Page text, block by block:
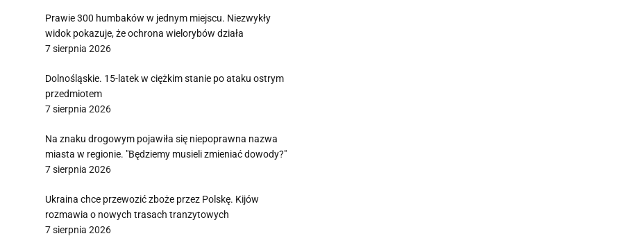
Prawie 300 humbaków w jednym miejscu. Niezwykły
widok pokazuje, że ochrona wielorybów działa
7 sierpnia 2026
Dolnośląskie. 15-latek w ciężkim stanie po ataku ostrym
przedmiotem
7 sierpnia 2026
Na znaku drogowym pojawiła się niepoprawna nazwa
miasta w regionie. "Będziemy musieli zmieniać dowody?"
7 sierpnia 2026
Ukraina chce przewozić zboże przez Polskę. Kijów
rozmawia o nowych trasach tranzytowych
7 sierpnia 2026